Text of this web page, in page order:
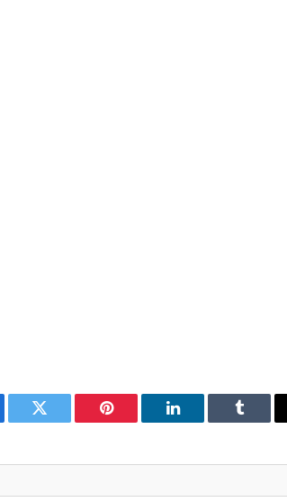
Twitter Pinterest LinkedIn Tumblr